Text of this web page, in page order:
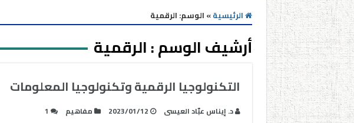
الرئيسية» الوسم: الرقمية
أرشيف الوسم :الرقمية
التكنولوجيا الرقمية وتكنولوجيا المعلومات
د. إيناس عبّاد العيسى 2023/01/12 مفاهيم 1